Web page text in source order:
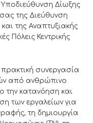
Δίωξης
της Διεύθυνση
της Αναπτυξιακής
Πόλεις Κεντρικής
συνεργασία
από ανθρώπινο
την κατανόηση και
των εργαλείων για
τη δημιουργία